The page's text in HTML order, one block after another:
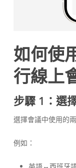
如何使
行線上
步驟 1：選
選擇會議中使用的
例如：